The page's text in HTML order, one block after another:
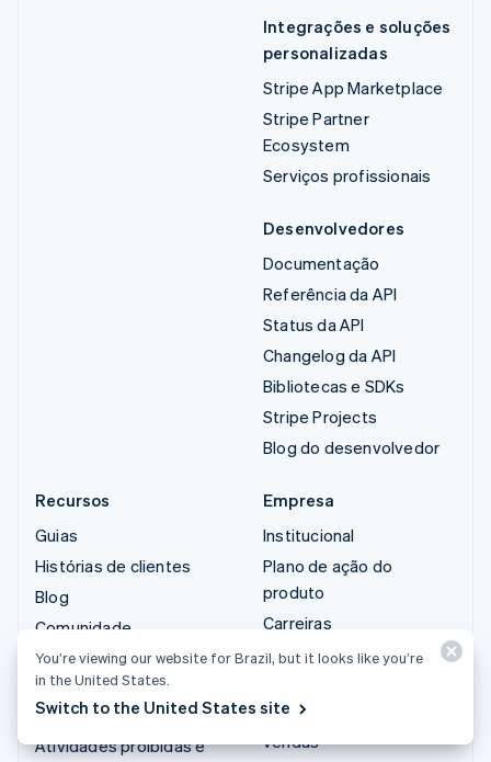
Integrações e soluções
personalizadas
Stripe App Marketplace
Stripe Partner
Ecosystem
Serviços profissionais
Desenvolvedores
Documentação
Referência da API
Status da API
Changelog da API
Bibliotecas e SDKs
Stripe Projects
Blog do desenvolvedor
Recursos
Guias
Histórias de clientes
Blog
Comunidade
Conferência anual das
sessões
Privacidade e termos
Atividades proibidas e
Empresa
Institucional
Plano de ação do
produto
Carreiras
Sala de imprensa
Fale com a equipe de
vendas
You’re viewing our website for Brazil, but it looks like you’re
in the United States.
Switch to the United States site